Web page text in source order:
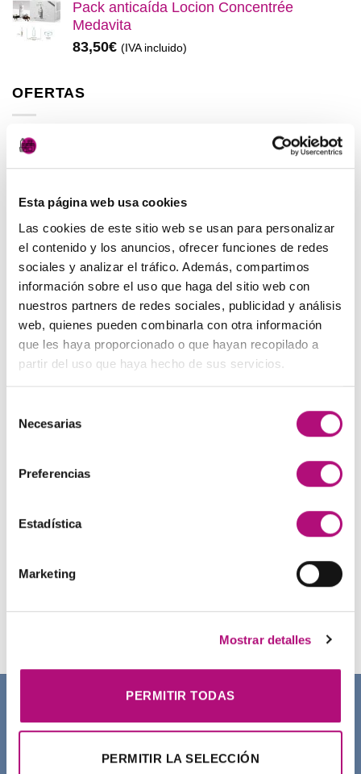
Esta página web usa cookies
Las cookies de este sitio web se usan para personalizar
el contenido y los anuncios, ofrecer funciones de redes
sociales y analizar el tráfico. Además, compartimos
información sobre el uso que haga del sitio web con
nuestros partners de redes sociales, publicidad y análisis
web, quienes pueden combinarla con otra información
que les haya proporcionado o que hayan recopilado a
partir del uso que haya hecho de sus servicios.
Necesarias
Preferencias
Estadística
Marketing
Mostrar detalles
PERMITIR TODAS
PERMITIR LA SELECCIÓN
Pack anticaída Locion Concentrée
Medavita
83,50€ (IVA incluido)
OFERTAS
Elisièr Instant Bond Tratamiento
137,00€ El
original
era:
137,00€.
130,00€El
actual
es:
130,00€.
(IVA incluido)
48,00€ El
precio
original
era:
48,00€.
45,00 €El
precio
actual
es:
45,00€.
(IVA incluido)
Paleta de Maquillaje Avon
32,99
El
era:
32,99€.
28,50
precio
es:
28,50€.
(IVA incluido)
Maquíllate
11,99€ El
8,50€El(IVA incluido)
MEJOR VALORADOS
Pendientes Negro